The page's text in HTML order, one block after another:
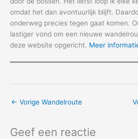
omdat het dan avontuurlijk blijft.
onderweg precies tegen gaat komen.
lastiger vond om een nieuwe
deze website opgericht. Meer
← Vorige Wandelroute
Geef een reactie